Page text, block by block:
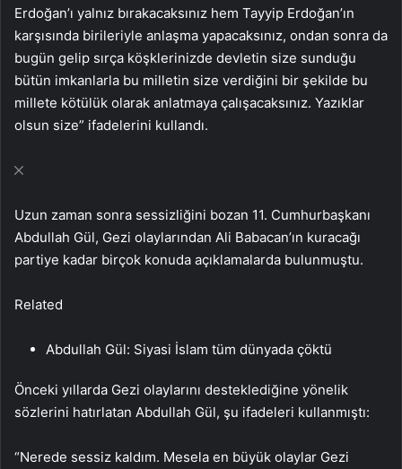
Erdoğan’ı yalnız bırakacaksınız hem Tayyip Erdoğan’ın
karşısında birileriyle anlaşma yapacaksınız, ondan sonra da
bugün gelip sırça köşklerinizde devletin size sunduğu
bütün imkanlarla bu milletin size verdiğini bir şekilde bu
millete kötülük olarak anlatmaya çalışacaksınız. Yazıklar
olsun size” ifadelerini kullandı.
Uzun zaman sonra sessizliğini bozan 11. Cumhurbaşkanı
Abdullah Gül, Gezi olaylarından Ali Babacan’ın kuracağı
partiye kadar birçok konuda açıklamalarda bulunmuştu.
Related
Abdullah Gül: Siyasi İslam tüm dünyada çöktü
Önceki yıllarda Gezi olaylarını desteklediğine yönelik
sözlerini hatırlatan Abdullah Gül, şu ifadeleri kullanmıştı:
“Nerede sessiz kaldım. Mesela en büyük olaylar Gezi